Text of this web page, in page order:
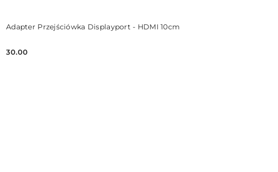
Adapter Przejściówka Displayport - HDMI 10cm
Cena:
30.00